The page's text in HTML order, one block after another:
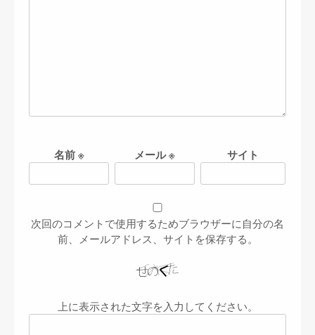
名前※ メール※ サイト
次回のコメントで使用するためブラウザーに自分の名
前、メールアドレス、サイトを保存する。
上に表示された文字を入力してください。